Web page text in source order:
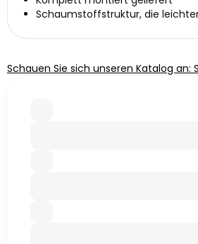
Schaumstoffstruktur, die
Schauen Sie sich unseren Katalog an: